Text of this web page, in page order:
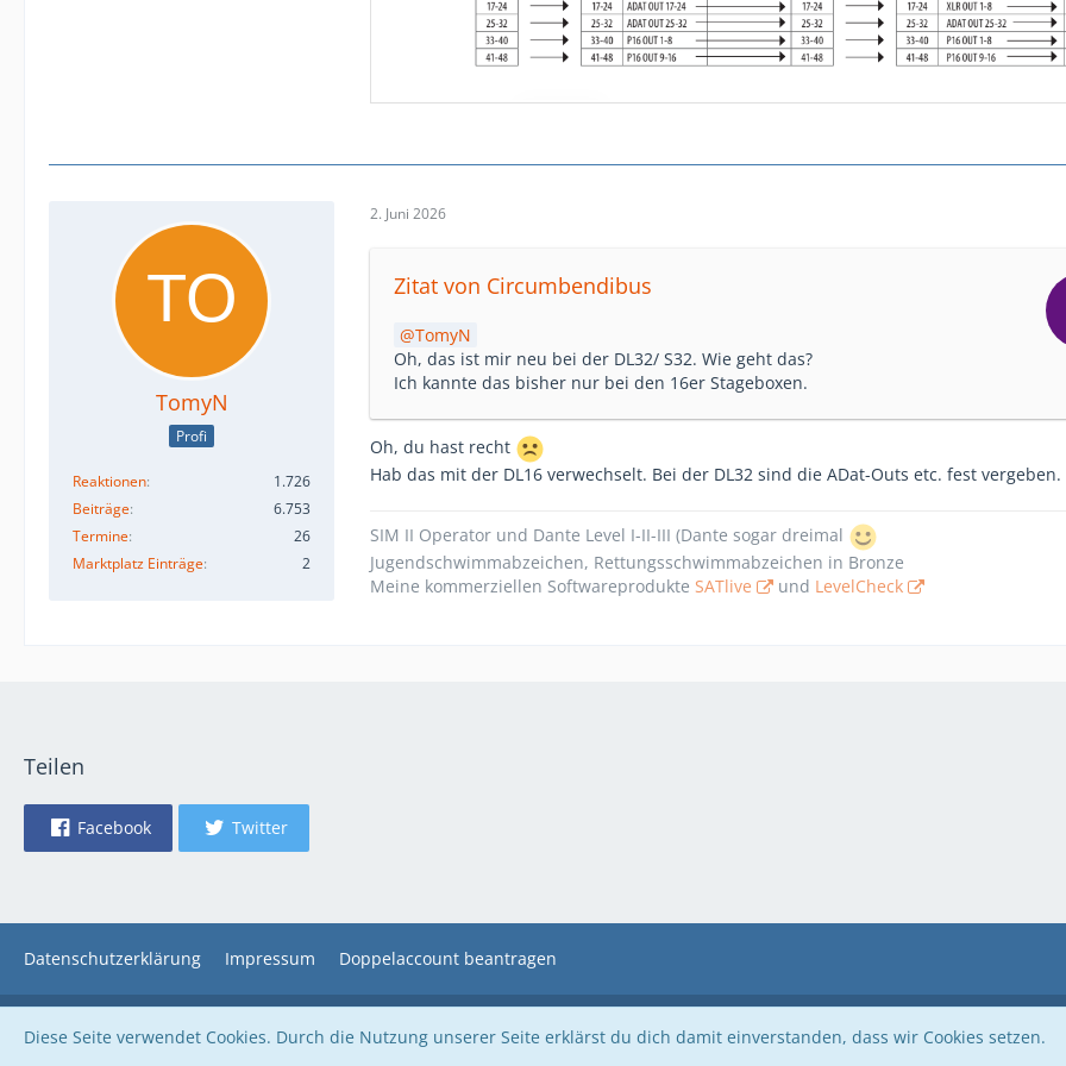
TomyN
Profi
Reaktionen
1.726
Beiträge
6.753
Termine
26
Marktplatz Einträge
2
2. Juni 2026
Zitat von Circumbendibus
TomyN
Oh, das ist mir neu bei der DL32/ S32. Wie geht das?
Ich kannte das bisher nur bei den 16er Stageboxen.
Oh, du hast recht
Hab das mit der DL16 verwechselt. Bei der DL32 sind die ADat-Outs etc. fest vergeben.
SIM II Operator und Dante Level I-II-III (Dante sogar dreimal
Jugendschwimmabzeichen, Rettungsschwimmabzeichen in Bronze
Meine kommerziellen Softwareprodukte SATlive und LevelCheck
Teilen
Facebook Twitter
Datenschutzerklärung Impressum Doppelaccount beantragen
Community-Software:WoltLab Suite™
Diese Seite verwendet Cookies. Durch die Nutzung unserer Seite erklärst du dich damit einverstanden, dass wir Cookies setzen.